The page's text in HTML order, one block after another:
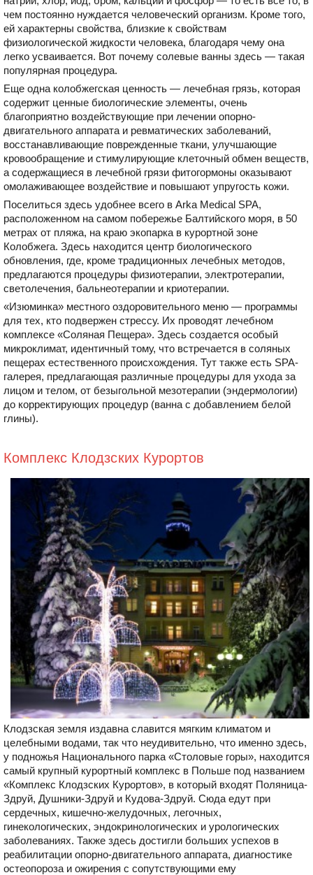
чем постоянно нуждается человеческий организм. Кроме того,
ей характерны свойства, близкие к свойствам
физиологической жидкости человека, благодаря чему она
легко усваивается. Вот почему солевые ванны здесь — такая
популярная процедура.
Еще одна колобжегская ценность — лечебная грязь, которая
содержит ценные биологические элементы, очень
благоприятно воздействующие при лечении опорно-
двигательного аппарата и ревматических заболеваний,
восстанавливающие поврежденные ткани, улучшающие
кровообращение и стимулирующие клеточный обмен веществ,
а содержащиеся в лечебной грязи фитогормоны оказывают
омолаживающее воздействие и повышают упругость кожи.
Поселиться здесь удобнее всего в Arka Medical SPA,
расположенном на самом побережье Балтийского моря, в 50
метрах от пляжа, на краю экопарка в курортной зоне
Колобжега. Здесь находится центр биологического
обновления, где, кроме традиционных лечебных методов,
предлагаются процедуры физиотерапии, электротерапии,
светолечения, бальнеотерапии и криотерапии.
«Изюминка» местного оздоровительного меню — программы
для тех, кто подвержен стрессу. Их проводят лечебном
комплексе «Соляная Пещера». Здесь создается особый
микроклимат, идентичный тому, что встречается в соляных
пещерах естественного происхождения. Тут также есть SPA-
галерея, предлагающая различные процедуры для ухода за
лицом и телом, от безыгольной мезотерапии (эндермологии)
до корректирующих процедур (ванна с добавлением белой
глины).
Комплекс Клодзских Курортов
Клодзская земля издавна славится мягким климатом и
целебными водами, так что неудивительно, что именно здесь,
у подножья Национального парка «Столовые горы», находится
самый крупный курортный комплекс в Польше под названием
«Комплекс Клодзских Курортов», в который входят Поляница-
Здруй, Душники-Здруй и Кудова-Здруй. Сюда едут при
сердечных, кишечно-желудочных, легочных,
гинекологических, эндокринологических и урологических
заболеваниях. Также здесь достигли больших успехов в
реабилитации опорно-двигательного аппарата, диагностике
остеопороза и ожирения с сопутствующими ему